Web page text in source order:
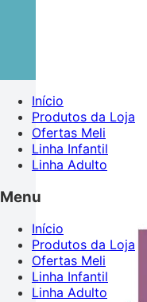
Início
Produtos da Loja
Ofertas Meli
Linha Infantil
Linha Adulto
Menu
Início
Produtos da Loja
Ofertas Meli
Linha Infantil
Linha Adulto